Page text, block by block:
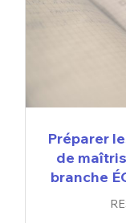
Préparer
de
branche